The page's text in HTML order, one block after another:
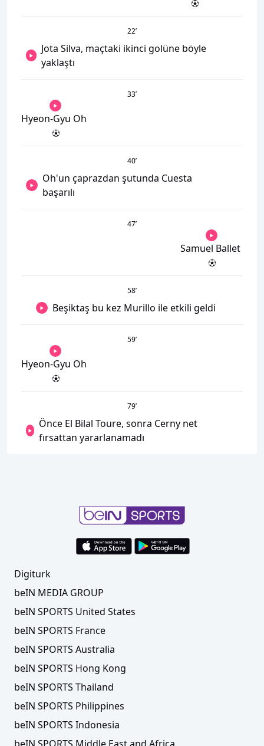
22’
Jota Silva, maçtaki ikinci golüne böyle
yaklaştı
33’
Hyeon-Gyu Oh
40’
Oh'un çaprazdan şutunda Cuesta
başarılı
47’
Samuel Ballet
58’
Beşiktaş bu kez Murillo ile etkili geldi
59’
Hyeon-Gyu Oh
79’
Önce El Bilal Toure, sonra Cerny net
fırsattan yararlanamadı
Digiturk
beIN MEDIA GROUP
beIN SPORTS United States
beIN SPORTS France
beIN SPORTS Australia
beIN SPORTS Hong Kong
beIN SPORTS Thailand
beIN SPORTS Philippines
beIN SPORTS Indonesia